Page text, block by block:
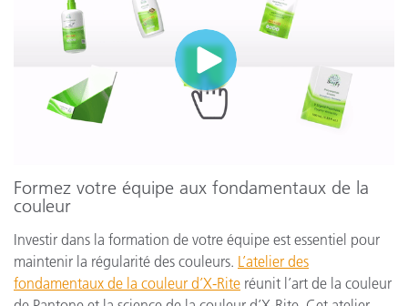
Formez votre équipe aux fondamentaux de la
couleur
Investir dans la formation de votre équipe est essentiel pour
maintenir la régularité des couleurs. L’atelier des
fondamentaux de la couleur d’X-Rite réunit l’art de la couleur